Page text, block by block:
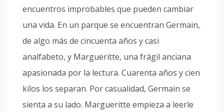
encuentros improbables que pueden cambiar
una vida. En un parque se encuentran Germain,
de algo más de cincuenta años y casi
analfabeto, y Margueritte, una frágil anciana
apasionada por la lectura. Cuarenta años y cien
kilos los separan. Por casualidad, Germain se
sienta a su lado. Margueritte empieza a leerle